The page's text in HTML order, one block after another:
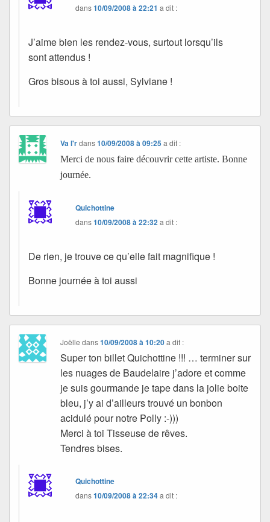
dans10/09/2008 à 22:21 a dit :
J’aime bien les rendez-vous, surtout lorsqu’ils
sont attendus !
Gros bisous à toi aussi, Sylviane !
Va l'rdans10/09/2008 à 09:25 a dit :
Merci de nous faire découvrir cette artiste. Bonne
journée.
Quichottine
dans10/09/2008 à 22:32a dit :
De rien, je trouve ce qu’elle fait magnifique !
Bonne journée à toi aussi
Joëlle dans10/09/2008 à 10:20 a dit :
Super ton billet Quichottine !!! … terminer sur
les nuages de Baudelaire j’adore et comme
je suis gourmande je tape dans la jolie boite
bleu, j’y ai d’ailleurs trouvé un bonbon
acidulé pour notre Polly :-)))
Merci à toi Tisseuse de rêves.
Tendres bises.
Quichottine
dans10/09/2008 à 22:34a dit :